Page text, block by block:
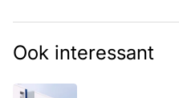
Ook interessant